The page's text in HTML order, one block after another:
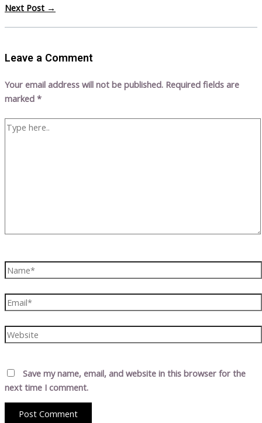
Next Post →
Leave a Comment
Your email address will not be published. Required fields are
marked *
Type
Name*
Email*
Website
Save my name, email, and website in this browser for the
next time I comment.